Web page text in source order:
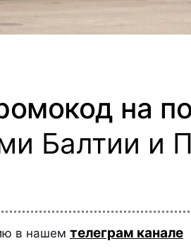
на
Балтии и
в нашем телеграм канале